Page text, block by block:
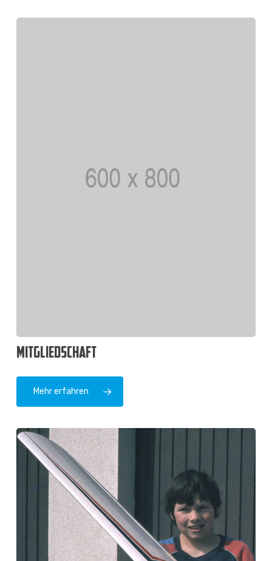
MITGLIEDSCHAFT
Mehr erfahren